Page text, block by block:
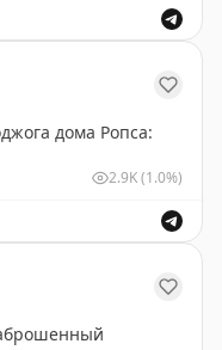
дома Ропса:
2.9K(1.0%)